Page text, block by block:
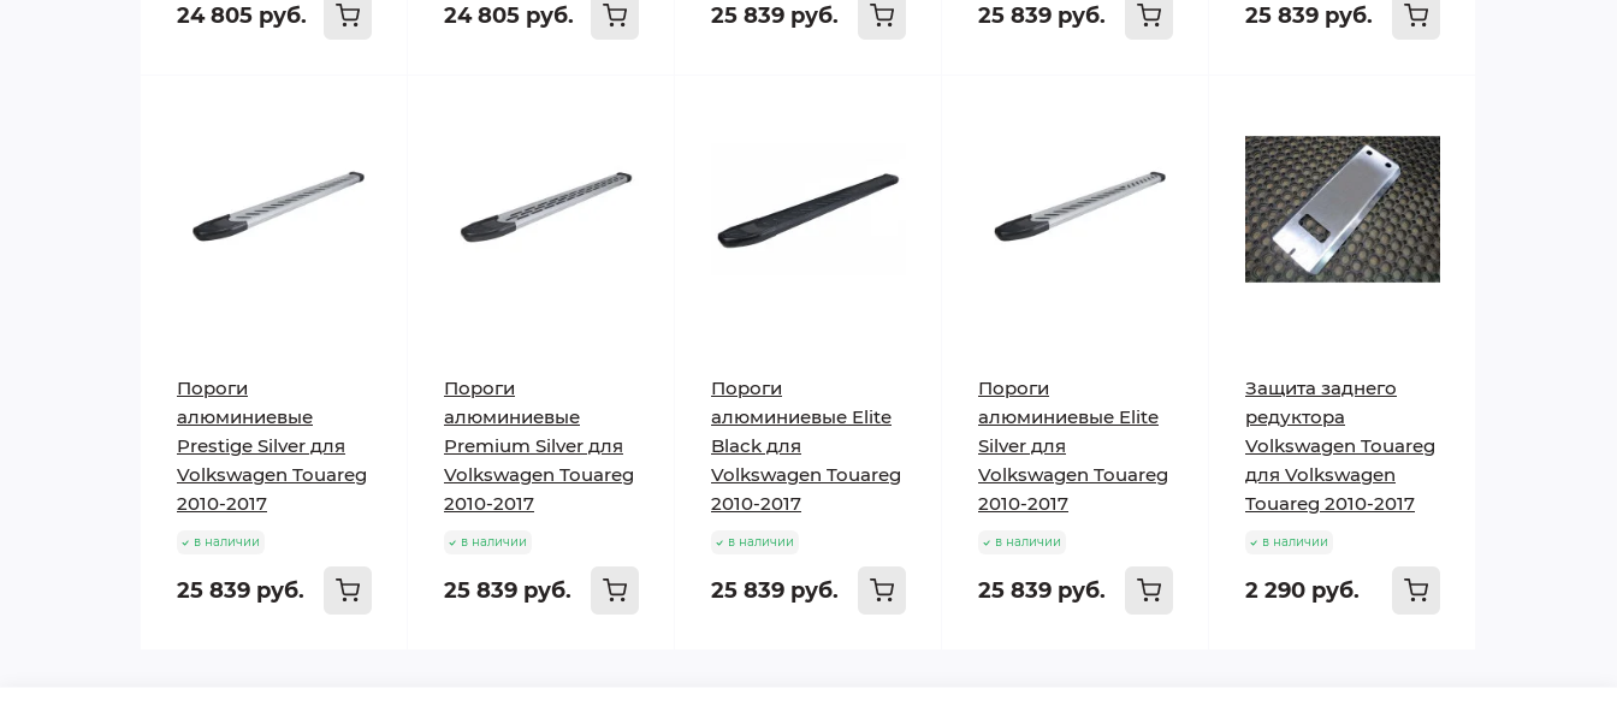
24 805 руб. 24 805 руб. 25 839 руб. 25 839 руб. 25 839 руб.
Пороги
алюминиевые
Prestige Silver для
Volkswagen Touareg
2010-2017
в наличии
25 839 руб.
Пороги
алюминиевые
Premium Silver для
Volkswagen Touareg
2010-2017
в наличии
25 839 руб.
Пороги
алюминиевые Elite
Black для
Volkswagen Touareg
2010-2017
в наличии
25 839 руб.
Пороги
алюминиевые Elite
Silver для
Volkswagen Touareg
2010-2017
в наличии
25 839 руб.
Защита заднего
редуктора
Volkswagen Touareg
для Volkswagen
Touareg 2010-2017
в наличии
2 290 руб.